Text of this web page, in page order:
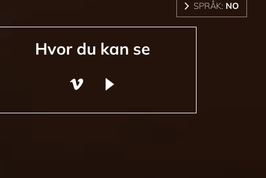
SPRÅK: NO
Hvor du kan se